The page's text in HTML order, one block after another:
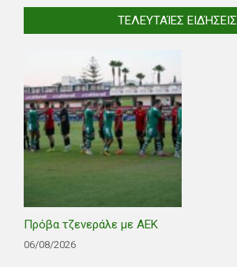
ΤΕΛΕΥΤΑΊΕΣ ΕΙΔΉΣΕΙΣ
Πρόβα τζενεράλε με ΑΕΚ
06/08/2026